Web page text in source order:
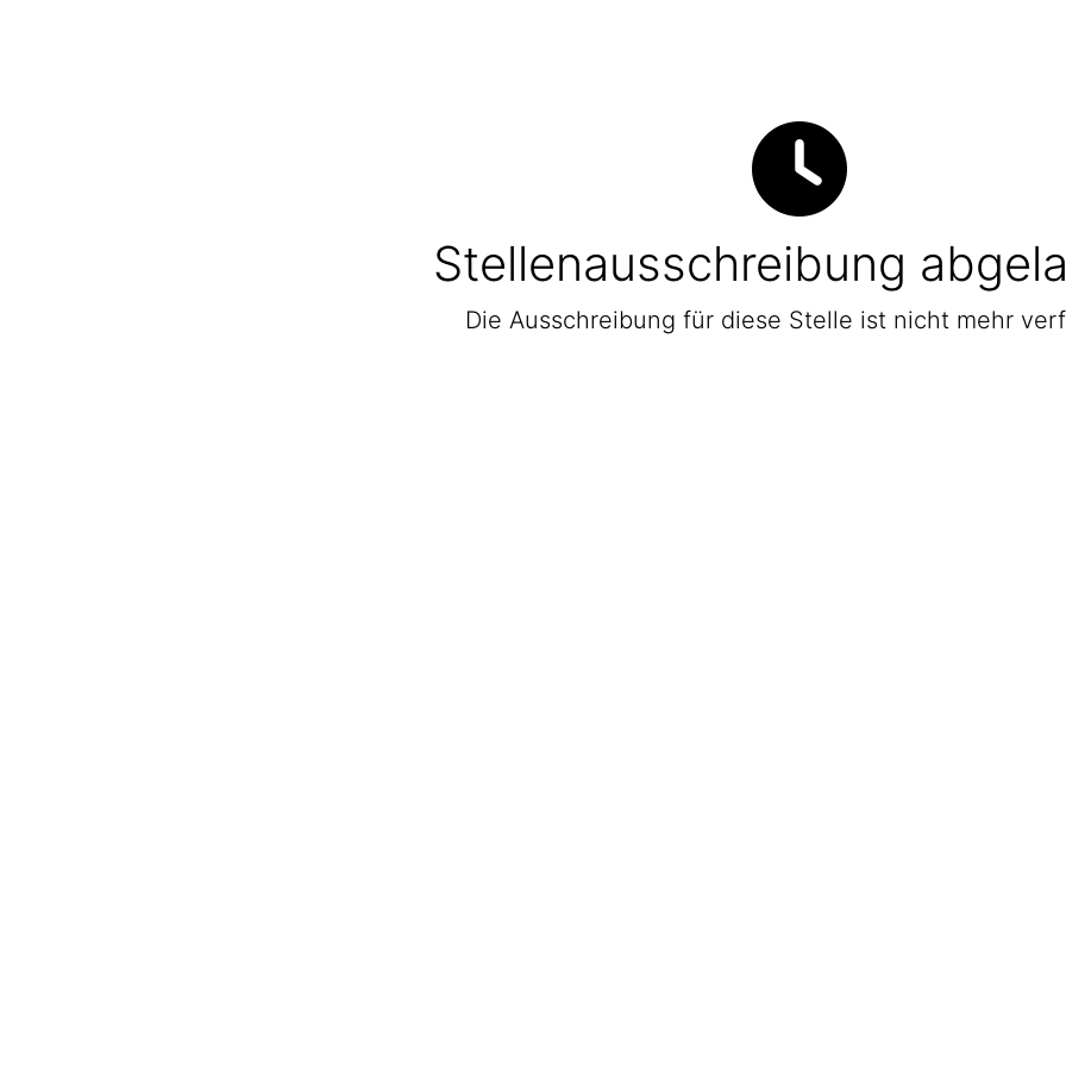
Stellenausschreibung
Die Ausschreibung für diese Stelle ist nicht mehr